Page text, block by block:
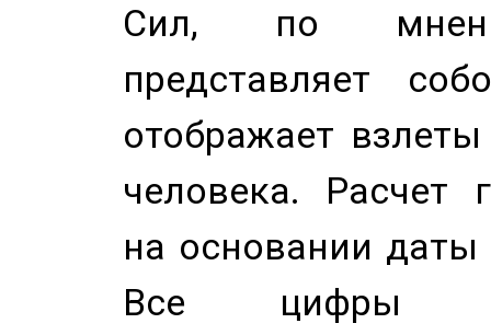
Сил, по
представляет
отображает
человека. Расчет
на основании
Все цифры